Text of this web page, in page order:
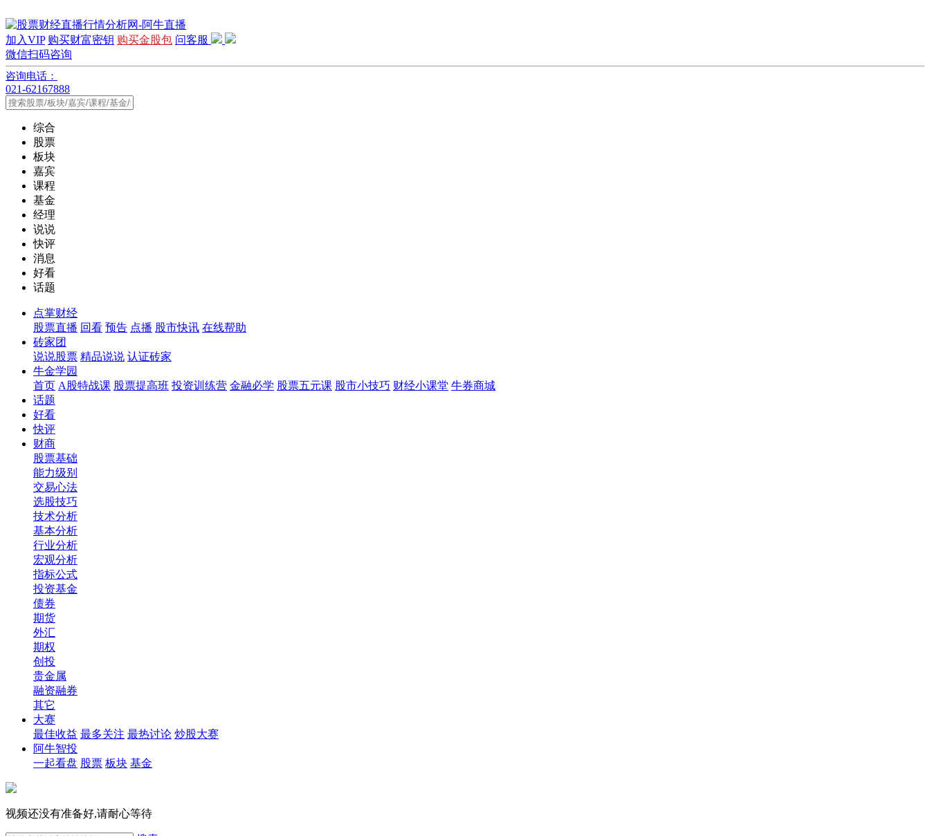
加入VIP 购买财富密钥 购买金股包 问客服
微信扫码咨询
咨询电话：
021-62167888
综合
股票
板块
嘉宾
课程
基金
经理
说说
快评
消息
好看
话题
点掌财经
股票直播 回看 预告 点播 股市快讯 在线帮助
砖家团
说说股票 精品说说 认证砖家
牛金学园
首页 A股特战课 股票提高班 投资训练营 金融必学 股票五元课 股市小技巧 财经小课堂 牛券商城
话题
好看
快评
财商
股票基础
能力级别
交易心法
选股技巧
技术分析
基本分析
行业分析
宏观分析
指标公式
投资基金
债券
期货
外汇
期权
创投
贵金属
融资融券
其它
大赛
最佳收益 最多关注 最热讨论 炒股大赛
阿牛智投
一起看盘 股票 板块 基金
视频还没有准备好,请耐心等待